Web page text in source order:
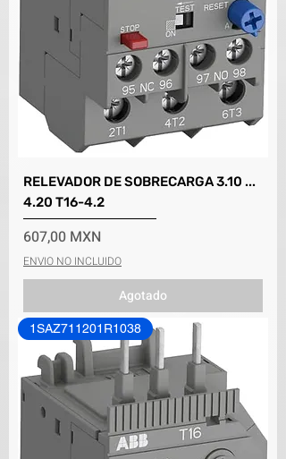
RELEVADOR DE SOBRECARGA 3.10 ...
4.20 T16-4.2
Precio
607,00 MXN
ENVIO NO INCLUIDO
Agotado
1SAZ711201R1038